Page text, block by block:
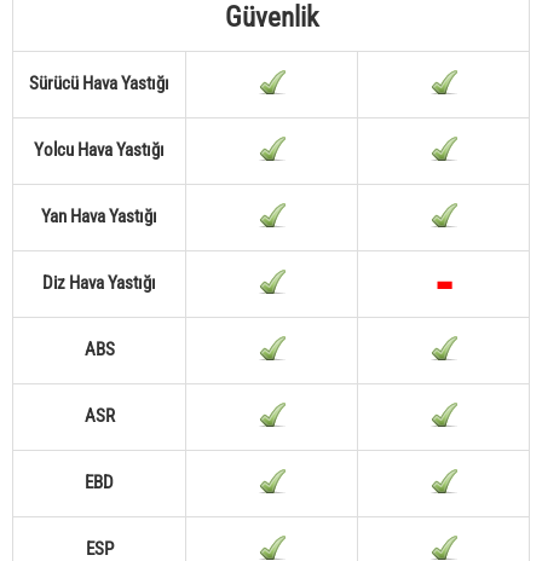
Güvenlik
Sürücü Hava Yastığı
Yolcu Hava Yastığı
Yan Hava Yastığı
Diz Hava Yastığı
ABS
ASR
EBD
ESP